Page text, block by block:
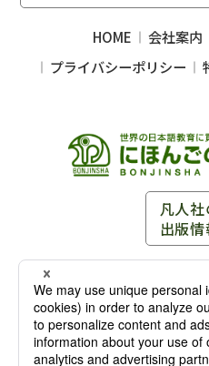
凡人社
出版情
〒102-0093 東京都千代田区
TEL：03-3263-3959／FAX
〒102-0093 東
13 8F［アクセス
HOME 会社案内
プライバシーポリシー